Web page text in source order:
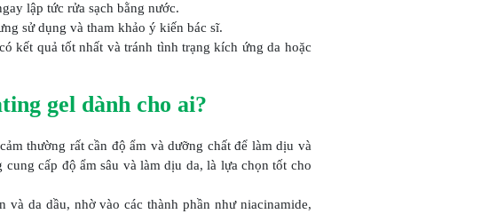
lập tức rửa sạch bằng nước.
sử dụng và tham khảo ý kiến bác sĩ.
kết quả tốt nhất và tránh tình trạng kích ứng da hoặc
gel dành cho ai?
thường rất cần độ ẩm và dưỡng chất để làm dịu và
cấp độ ẩm sâu và làm dịu da, là lựa chọn tốt cho
da dầu, nhờ vào các thành phần như niacinamide,